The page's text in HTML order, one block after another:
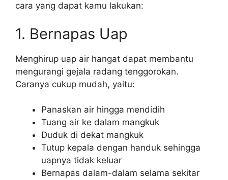
cara yang dapat kamu lakukan:
1. Bernapas Uap
Menghirup uap air hangat dapat membantu
mengurangi gejala radang tenggorokan.
Caranya cukup mudah, yaitu:
Panaskan air hingga mendidih
Tuang air ke dalam mangkuk
Duduk di dekat mangkuk
Tutup kepala dengan handuk sehingga
uapnya tidak keluar
Bernapas dalam-dalam selama sekitar